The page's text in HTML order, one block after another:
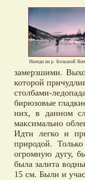
Наледи на р. Большой
замерзшими.
которой
столбами-
бирюзовые
них, в данном
максимально
Идти легко и
природой.
огромную дугу,
была залита
15 см. Были и